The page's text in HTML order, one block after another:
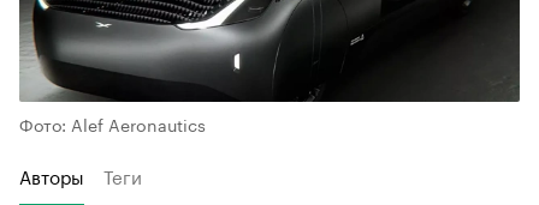
Фото: Alef Aeronautics
Авторы Теги